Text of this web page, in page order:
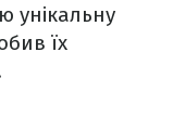
унікальну
їх